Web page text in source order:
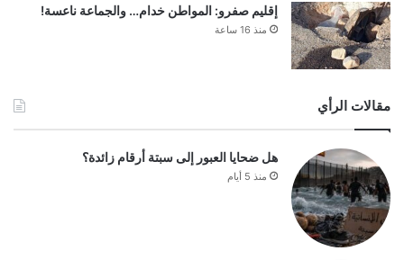
إقليم صفرو: المواطن خدام… والجماعة ناعسة!
منذ 16 ساعة
مقالات الرأي
هل ضحايا العبور إلى سبتة أرقام زائدة؟
منذ 5 أيام